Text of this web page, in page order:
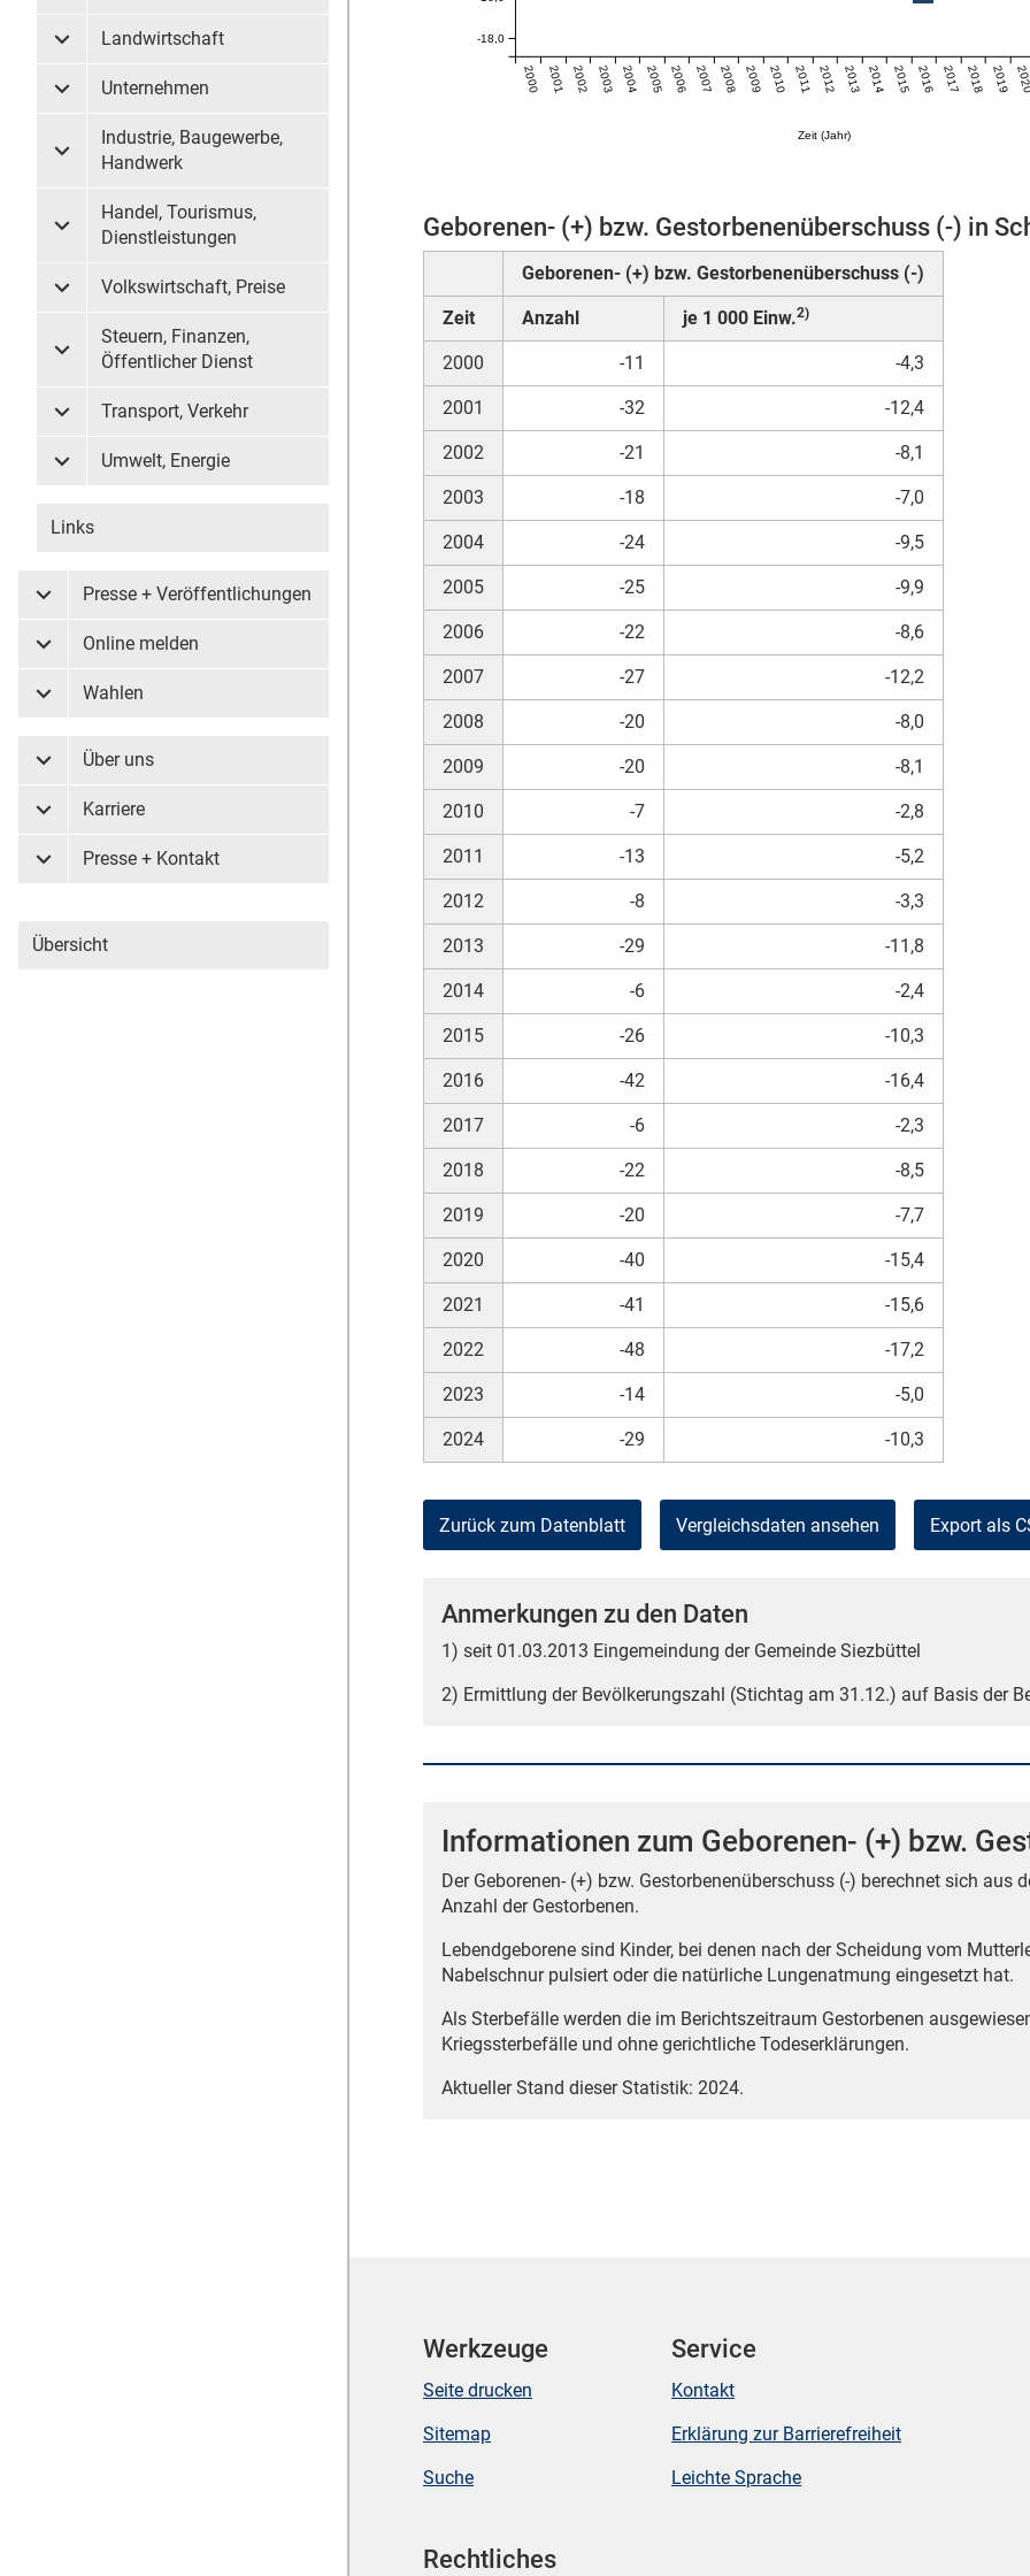
Untermenü Landwirtschaft
Landwirtschaft
Untermenü Unternehmen
Unternehmen
Untermenü Industrie, Baugewerbe, Handwerk
Industrie, Baugewerbe,
Handwerk
Untermenü Handel, Tourismus, Dienstleistungen
Handel, Tourismus,
Dienstleistungen
Untermenü Volkswirtschaft, Preise
Volkswirtschaft, Preise
Untermenü Steuern, Finanzen, Öffentlicher Dienst
Steuern, Finanzen,
Öffentlicher Dienst
Untermenü Transport, Verkehr
Transport, Verkehr
Untermenü Umwelt, Energie
Umwelt, Energie
Links
Untermenü Presse + Veröffentlichungen
Presse + Veröffentlichungen
Untermenü Online melden
Online melden
Untermenü Wahlen
Wahlen
Untermenü Über uns
Über uns
Untermenü Karriere
Karriere
Untermenü Presse + Kontakt
Presse + Kontakt
Übersicht
Zeit (Jahr)
2000 2001 2002 2003 2004 2005 2006 2007 2008 2009 2010 2011 2012 2013 2014 2015 2016 2017 2018 2019
-18,0
Geborenen- (+) bzw. Gestorbenenüberschuss (-) in
Geborenen- (+) bzw. Gestorbenenüberschuss (-)
Zeit Anzahl je 1 000 Einw.2)
2000 -11 -4,3
2001 -32 -12,4
2002 -21 -8,1
2003 -18 -7,0
2004 -24 -9,5
2005 -25 -9,9
2006 -22 -8,6
2007 -27 -12,2
2008 -20 -8,0
2009 -20 -8,1
2010 -7 -2,8
2011 -13 -5,2
2012 -8 -3,3
2013 -29 -11,8
2014 -6 -2,4
2015 -26 -10,3
2016 -42 -16,4
2017 -6 -2,3
2018 -22 -8,5
2019 -20 -7,7
2020 -40 -15,4
2021 -41 -15,6
2022 -48 -17,2
2023 -14 -5,0
2024 -29 -10,3
Zurück zum Datenblatt Vergleichsdaten ansehen Export als
Anmerkungen zu den Daten
1) seit 01.03.2013 Eingemeindung der Gemeinde Siezbüttel
2) Ermittlung der Bevölkerungszahl (Stichtag am 31.12.) auf Basis der
Informationen zum Geborenen- (+) bzw.
Der Geborenen- (+) bzw. Gestorbenenüberschuss (-) berechnet sich aus
Anzahl der Gestorbenen.
Lebendgeborene sind Kinder, bei denen nach der Scheidung vom
Nabelschnur pulsiert oder die natürliche Lungenatmung eingesetzt hat.
Als Sterbefälle werden die im Berichtszeitraum Gestorbenen
Kriegssterbefälle und ohne gerichtliche Todeserklärungen.
Aktueller Stand dieser Statistik: 2024.
Werkzeuge
Seite drucken
Sitemap
Suche
Service
Kontakt
Erklärung zur Barrierefreiheit
Leichte Sprache
Rechtliches